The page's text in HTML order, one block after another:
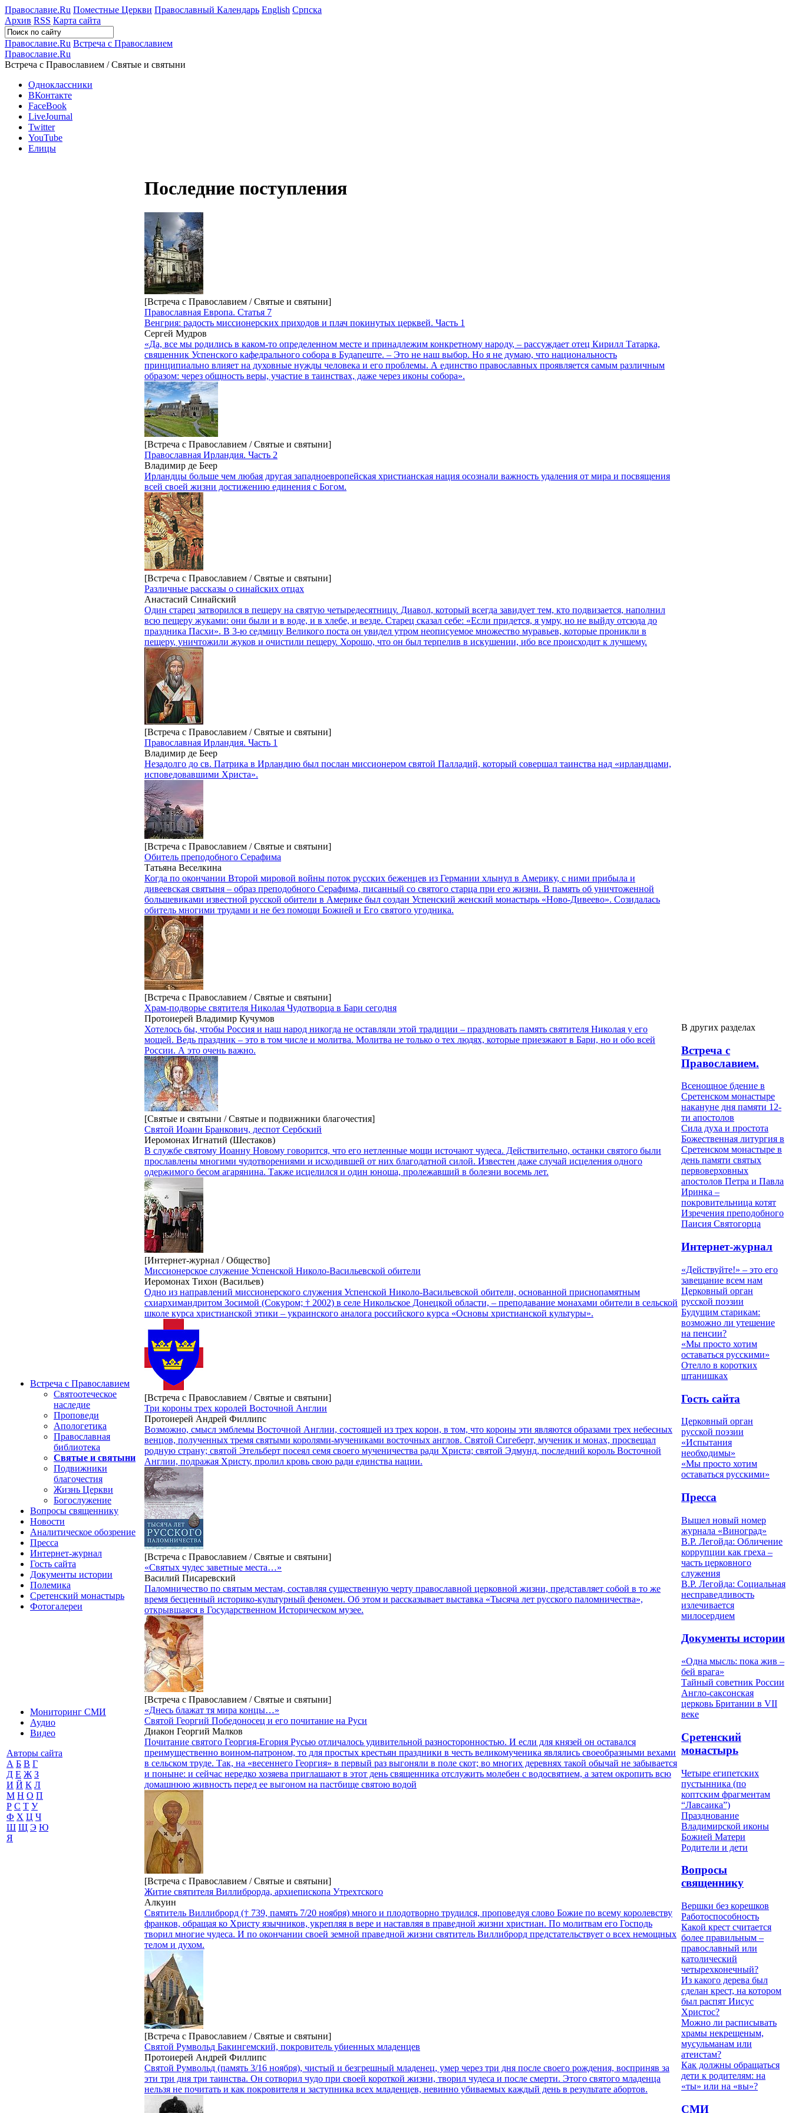
Православие.Ru Поместные Церкви Православный Календарь English Српска
Архив RSS Карта сайта
Православие.Ru Встреча с Православием
Православие.Ru
Встреча с Православием / Святые и святыни
Одноклассники
ВКонтакте
FaceBook
LiveJournal
Twitter
YouTube
Елицы
Встреча с Православием
Святоотеческое
наследие
Проповеди
Апологетика
Православная
библиотека
Святые и святыни
Подвижники
благочестия
Жизнь Церкви
Богослужение
Вопросы священнику
Новости
Аналитическое обозрение
Пресса
Интернет-журнал
Гость сайта
Документы истории
Полемика
Сретенский монастырь
Фотогалереи
Мониторинг СМИ
Аудио
Видео
Авторы сайта
А Б В Г
Д Е Ж З
И Й К Л
М Н О П
Р С Т У
Ф Х Ц Ч
Ш Щ Э Ю
Я
Последние поступления
[Встреча с Православием / Святые и святыни]
Православная Европа. Статья 7
Венгрия: радость миссионерских приходов и плач покинутых церквей. Часть 1
Сергей Мудров
«Да, все мы родились в каком-то определенном месте и принадлежим конкретному народу, – рассуждает отец Кирилл Татарка,
священник Успенского кафедрального собора в Будапеште. – Это не наш выбор. Но я не думаю, что национальность
принципиально влияет на духовные нужды человека и его проблемы. А единство православных проявляется самым различным
образом: через общность веры, участие в таинствах, даже через иконы собора».
[Встреча с Православием / Святые и святыни]
Православная Ирландия. Часть 2
Владимир де Беер
Ирландцы больше чем любая другая западноевропейская христианская нация осознали важность удаления от мира и посвящения
всей своей жизни достижению единения с Богом.
[Встреча с Православием / Святые и святыни]
Различные рассказы о синайских отцах
Анастасий Синайский
Один старец затворился в пещеру на святую четыредесятницу. Диавол, который всегда завидует тем, кто подвизается, наполнил
всю пещеру жуками: они были и в воде, и в хлебе, и везде. Старец сказал себе: «Если придется, я умру, но не выйду отсюда до
праздника Пасхи». В 3-ю седмицу Великого поста он увидел утром неописуемое множество муравьев, которые проникли в
пещеру, уничтожили жуков и очистили пещеру. Хорошо, что он был терпелив в искушении, ибо все происходит к лучшему.
[Встреча с Православием / Святые и святыни]
Православная Ирландия. Часть 1
Владимир де Беер
Незадолго до св. Патрика в Ирландию был послан миссионером святой Палладий, который совершал таинства над «ирландцами,
исповедовавшими Христа».
[Встреча с Православием / Святые и святыни]
Обитель преподобного Серафима
Татьяна Веселкина
Когда по окончании Второй мировой войны поток русских беженцев из Германии хлынул в Америку, с ними прибыла и
дивеевская святыня – образ преподобного Серафима, писанный со святого старца при его жизни. В память об уничтоженной
большевиками известной русской обители в Америке был создан Успенский женский монастырь «Ново-Дивеево». Созидалась
обитель многими трудами и не без помощи Божией и Его святого угодника.
[Встреча с Православием / Святые и святыни]
Храм-подворье святителя Николая Чудотворца в Бари сегодня
Протоиерей Владимир Кучумов
Хотелось бы, чтобы Россия и наш народ никогда не оставляли этой традиции – праздновать память святителя Николая у его
мощей. Ведь праздник – это в том числе и молитва. Молитва не только о тех людях, которые приезжают в Бари, но и обо всей
России. А это очень важно.
[Святые и святыни / Святые и подвижники благочестия]
Святой Иоанн Бранкович, деспот Сербский
Иеромонах Игнатий (Шестаков)
В службе святому Иоанну Новому говорится, что его нетленные мощи источают чудеса. Действительно, останки святого были
прославлены многими чудотворениями и исходившей от них благодатной силой. Известен даже случай исцеления одного
одержимого бесом агарянина. Также исцелился и один юноша, пролежавший в болезни восемь лет.
[Интернет-журнал / Общество]
Миссионерское служение Успенской Николо-Васильевской обители
Иеромонах Тихон (Васильев)
Одно из направлений миссионерского служения Успенской Николо-Васильевской обители, основанной приснопамятным
схиархимандритом Зосимой (Сокуром; † 2002) в селе Никольское Донецкой области, – преподавание монахами обители в сельской
школе курса христианской этики – украинского аналога российского курса «Основы христианской культуры».
[Встреча с Православием / Святые и святыни]
Три короны трех королей Восточной Англии
Протоиерей Андрей Филлипс
Возможно, смысл эмблемы Восточной Англии, состоящей из трех корон, в том, что короны эти являются образами трех небесных
венцов, полученных тремя святыми королями-мучениками восточных англов. Святой Сигеберт, мученик и монах, просвещал
родную страну; святой Этельберт посеял семя своего мученичества ради Христа; святой Эдмунд, последний король Восточной
Англии, подражая Христу, пролил кровь свою ради единства нации.
[Встреча с Православием / Святые и святыни]
«Святых чудес заветные места…»
Василий Писаревский
Паломничество по святым местам, составляя существенную черту православной церковной жизни, представляет собой в то же
время бесценный историко-культурный феномен. Об этом и рассказывает выставка «Тысяча лет русского паломничества»,
открывшаяся в Государственном Историческом музее.
[Встреча с Православием / Святые и святыни]
«Днесь блажат тя мира концы…»
Святой Георгий Победоносец и его почитание на Руси
Диакон Георгий Малков
Почитание святого Георгия-Егория Русью отличалось удивительной разносторонностью. И если для князей он оставался
преимущественно воином-патроном, то для простых крестьян праздники в честь великомученика являлись своеобразными вехами
в сельском труде. Так, на «весеннего Георгия» в первый раз выгоняли в поле скот; во многих деревнях такой обычай не забывается
и поныне: и сейчас нередко хозяева приглашают в этот день священника отслужить молебен с водосвятием, а затем окропить всю
домашнюю живность перед ее выгоном на пастбище святою водой
[Встреча с Православием / Святые и святыни]
Житие святителя Виллиброрда, архиепископа Утрехтского
Алкуин
Святитель Виллиброрд († 739, память 7/20 ноября) много и плодотворно трудился, проповедуя слово Божие по всему королевству
франков, обращая ко Христу язычников, укрепляя в вере и наставляя в праведной жизни христиан. По молитвам его Господь
творил многие чудеса. И по окончании своей земной праведной жизни святитель Виллиброрд предстательствует о всех немощных
телом и духом.
[Встреча с Православием / Святые и святыни]
Святой Румвольд Бакингемский, покровитель убиенных младенцев
Протоиерей Андрей Филлипс
Святой Румвольд (память 3/16 ноября), чистый и безгрешный младенец, умер через три дня после своего рождения, восприняв за
эти три дня три таинства. Он сотворил чудо при своей короткой жизни, творил чудеса и после смерти. Этого святого младенца
нельзя не почитать и как покровителя и заступника всех младенцев, невинно убиваемых каждый день в результате абортов.
В других разделах
Встреча с
Православием.
Всенощное бдение в
Сретенском монастыре
накануне дня памяти 12-
ти апостолов
Сила духа и простота
Божественная литургия в
Сретенском монастыре в
день памяти святых
первоверховных
апостолов Петра и Павла
Иринка –
покровительница котят
Изречения преподобного
Паисия Святогорца
Интернет-журнал
«Действуйте!» – это его
завещание всем нам
Церковный орган
русской поэзии
Будущим старикам:
возможно ли утешение
на пенсии?
«Мы просто хотим
оставаться русскими»
Отелло в коротких
штанишках
Гость сайта
Церковный орган
русской поэзии
«Испытания
необходимы»
«Мы просто хотим
оставаться русскими»
Пресса
Вышел новый номер
журнала «Виноград»
В.Р. Легойда: Обличение
коррупции как греха –
часть церковного
служения
В.Р. Легойда: Социальная
несправедливость
излечивается
милосердием
Документы истории
«Одна мысль: пока жив –
бей врага»
Тайный советник России
Англо-саксонская
церковь Британии в VII
веке
Сретенский
монастырь
Четыре египетских
пустынника (по
коптским фрагментам
“Лавсаика”)
Празднование
Владимирской иконы
Божией Матери
Родители и дети
Вопросы
священнику
Вершки без корешков
Работоспособность
Какой крест считается
более правильным –
православный или
католический
четырехконечный?
Из какого дерева был
сделан крест, на котором
был распят Иисус
Христос?
Можно ли расписывать
храмы некрещеным,
мусульманам или
атеистам?
Как должны обращаться
дети к родителям: на
«ты» или на «вы»?
СМИ